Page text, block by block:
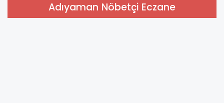
Adıyaman Nöbetçi Eczane